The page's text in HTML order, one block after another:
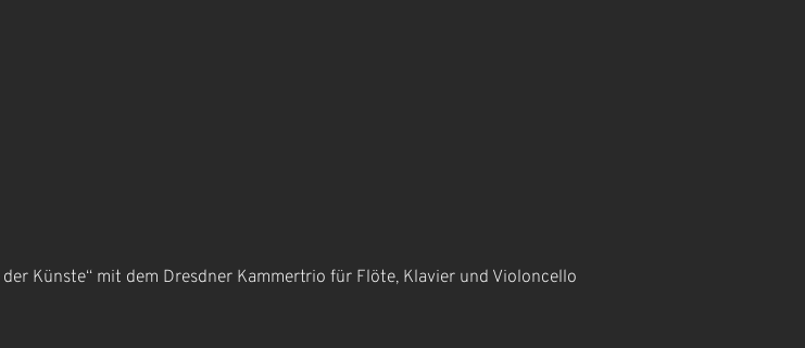
Künste“ mit dem Dresdner Kammertrio für Flöte, Klavier und Violoncello